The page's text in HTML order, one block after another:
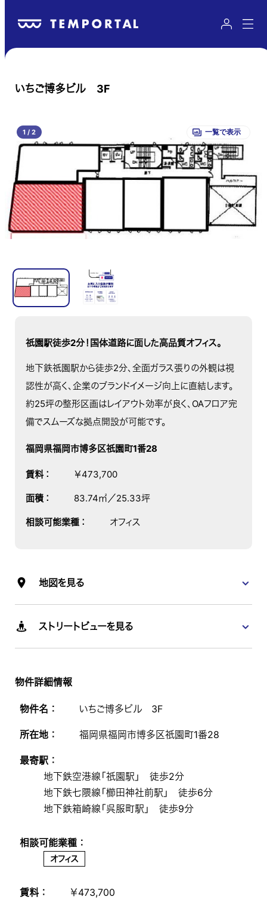
いちご博多ビル 3F
1 / 2 一覧で表示
祇園駅徒歩2分！国体道路に面した高品質オフィス。
地下鉄祇園駅から徒歩2分、全面ガラス張りの外観は視
認性が高く、企業のブランドイメージ向上に直結します。
約25坪の整形区画はレイアウト効率が良く、OAフロア完
備でスムーズな拠点開設が可能です。
福岡県福岡市博多区祇園町1番28
賃料： ￥473,700
面積： 83.74㎡／25.33坪
相談可能業種： オフィス
地図を見る
ストリートビューを見る
物件詳細情報
物件名 ： いちご博多ビル 3F
所在地 ： 福岡県福岡市博多区祇園町1番28
最寄駅 ：
地下鉄空港線「祇園駅」 徒歩2分
地下鉄七隈線「櫛田神社前駅」 徒歩6分
地下鉄箱崎線「呉服町駅」 徒歩9分
相談可能業種 ：
オフィス
賃料 ： ￥473,700